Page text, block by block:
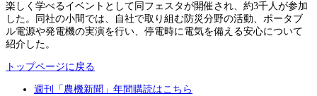
楽しく学べるイベントとして同フェスタが開催され、約3千人が参加
した。同社の小間では、自社で取り組む防災分野の活動、ポータブ
ル電源や発電機の実演を行い、停電時に電気を備える安心について
紹介した。
トップページに戻る
週刊「農機新聞」年間購読はこちら